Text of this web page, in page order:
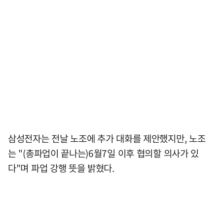
삼성전자는 전날 노조에 추가 대화를 제안했지만, 노조
는 "(총파업이 끝나는)6월7일 이후 협의할 의사가 있
다"며 파업 강행 뜻을 밝혔다.